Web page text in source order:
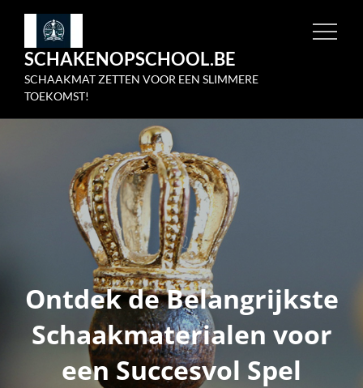
Skip
contentSCHAKENOPSCHOOL.BE
SCHAAKMAT ZETTEN VOOR EEN SLIMMERE
TOEKOMST!
Ontdek de Belangrijkste
Schaakmaterialen voor
een Succesvol Spel